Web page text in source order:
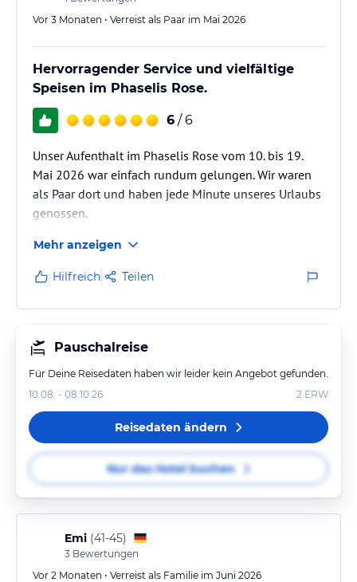
Vor 3 Monaten • Verreist als Paar im Mai 2026
Hervorragender Service und vielfältige
Speisen im Phaselis Rose.
6 / 6
Unser Aufenthalt im Phaselis Rose vom 10. bis 19.
Mai 2026 war einfach rundum gelungen. Wir waren
als Paar dort und haben jede Minute unseres Urlaubs
genossen.
Besonders begeistert hat uns die außergewöhnliche
Gastfreundschaft des gesamten Teams. Der Service
war in allen Bereichen hervorragend – aufmerksam,
freundlich und stets bemüht, das Beste für unseren
bis zum letzten Tag wirklich willkommen und
wertgeschätzt gefühlt.
Mehr anzeigen
Hilfreich Teilen
Pauschalreise
Für Deine Reisedaten haben wir leider kein Angebot gefunden.
10.08. - 08.10.26
2 ERW
Reisedaten ändern
Nur das Hotel buchen
Emi (41-45)
3 Bewertungen
Vor 2 Monaten • Verreist als Familie im Juni 2026